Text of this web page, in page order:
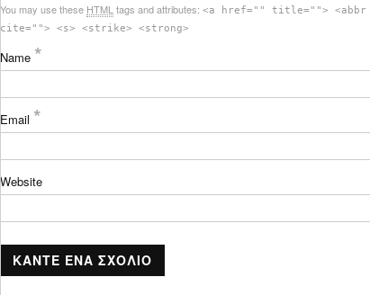
You may use these HTML tags and attributes: <a href="" title=""> <abbr
cite=""> <s> <strike> <strong>
Name *
Email *
Website